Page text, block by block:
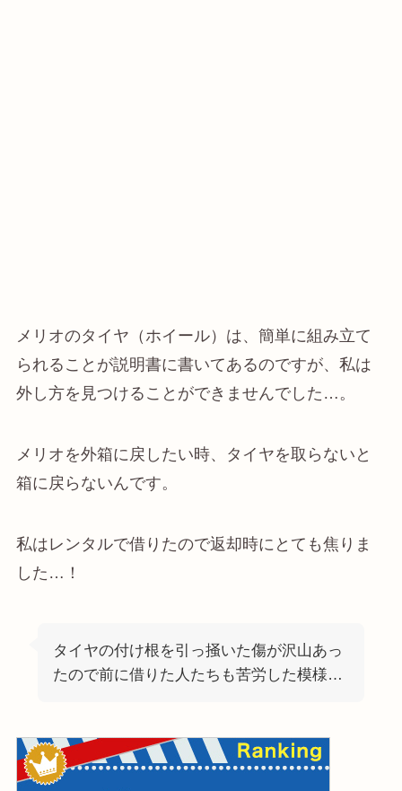
メリオのタイヤ（ホイール）は、簡単に組み立て
られることが説明書に書いてあるのですが、私は
外し方を見つけることができませんでした…。
メリオを外箱に戻したい時、タイヤを取らないと
箱に戻らないんです。
私はレンタルで借りたので返却時にとても焦りま
した…！
タイヤの付け根を引っ掻いた傷が沢山あっ
たので前に借りた人たちも苦労した模様…